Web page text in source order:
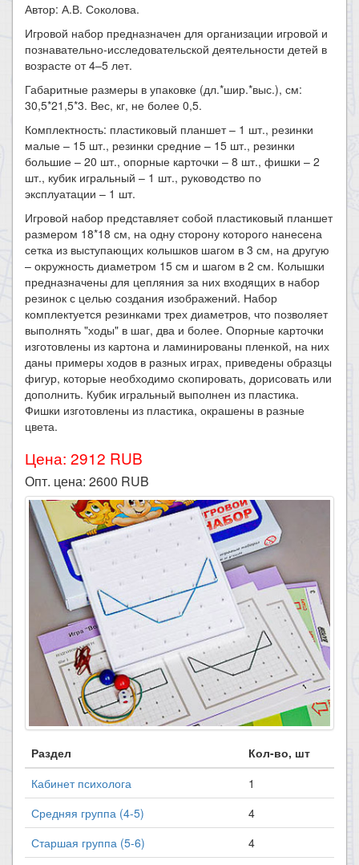
Автор: А.В. Соколова.
Игровой набор предназначен для организации игровой и
познавательно-исследовательской деятельности детей в
возрасте от 4–5 лет.
Габаритные размеры в упаковке (дл.*шир.*выс.), см:
30,5*21,5*3. Вес, кг, не более 0,5.
Комплектность: пластиковый планшет – 1 шт., резинки
малые – 15 шт., резинки средние – 15 шт., резинки
большие – 20 шт., опорные карточки – 8 шт., фишки – 2
шт., кубик игральный – 1 шт., руководство по
эксплуатации – 1 шт.
Игровой набор представляет собой пластиковый планшет
размером 18*18 см, на одну сторону которого нанесена
сетка из выступающих колышков шагом в 3 см, на другую
– окружность диаметром 15 см и шагом в 2 см. Колышки
предназначены для цепляния за них входящих в набор
резинок с целью создания изображений. Набор
комплектуется резинками трех диаметров, что позволяет
выполнять "ходы" в шаг, два и более. Опорные карточки
изготовлены из картона и ламинированы пленкой, на них
даны примеры ходов в разных играх, приведены образцы
фигур, которые необходимо скопировать, дорисовать или
дополнить. Кубик игральный выполнен из пластика.
Фишки изготовлены из пластика, окрашены в разные
цвета.​
Цена: 2912 RUB
Опт. цена: 2600 RUB
Раздел
Кол-во, шт
Кабинет психолога
1
Средняя группа (4-5)
4
Старшая группа (5-6)
4